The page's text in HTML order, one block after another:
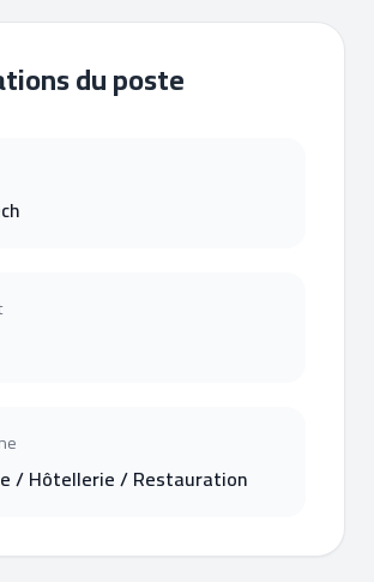
du poste
/ Hôtellerie / Restauration